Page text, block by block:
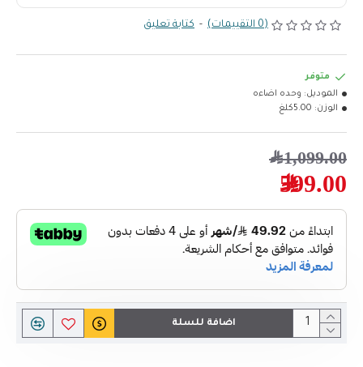
(0 التقييمات) - كتابة تعليق
599.00﷼
1,099.00﷼
متوفر
الموديل: وحده اضاءه
الوزن: 5.00كلغ
اضافة للسلة